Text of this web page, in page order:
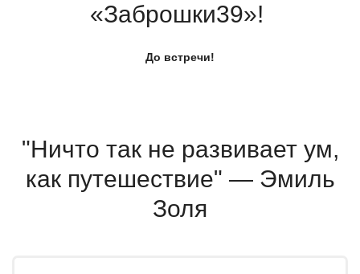
«Заброшки39»!
До встречи!
"Ничто так не развивает ум,
как путешествие" — Эмиль
Золя